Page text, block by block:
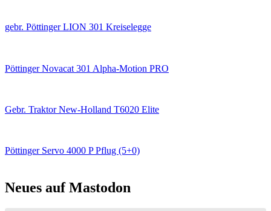
gebr. Pöttinger LION 301 Kreiselegge
Pöttinger Novacat 301 Alpha-Motion PRO
Gebr. Traktor New-Holland T6020 Elite
Pöttinger Servo 4000 P Pflug (5+0)
Neues auf Mastodon